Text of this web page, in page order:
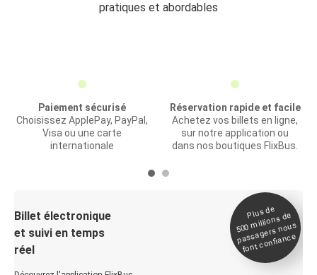
pratiques et abordables
Paiement sécurisé
Choisissez ApplePay, PayPal,
Visa ou une carte
internationale
Réservation rapide et facile
Achetez vos billets en ligne,
sur notre application ou
dans nos boutiques FlixBus.
Billet électronique
et suivi en temps
réel
Plus de
500
millions de
passagers nous
font confiance